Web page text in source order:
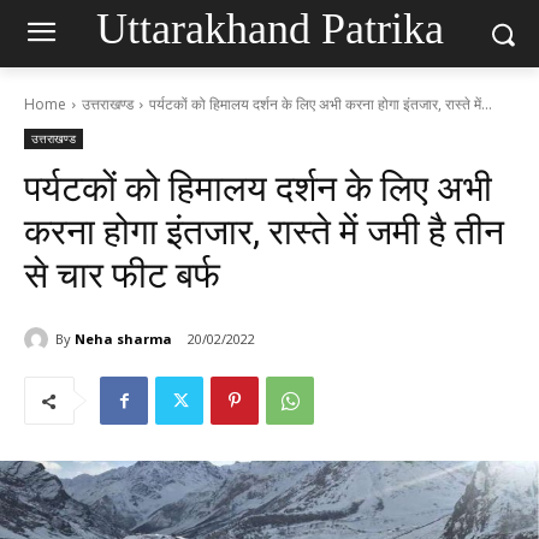
Uttarakhand Patrika
Home उत्तराखण्ड पर्यटकों को हिमालय दर्शन के लिए अभी करना होगा इंतजार, रास्ते में...
उत्तराखण्ड
पर्यटकों को हिमालय दर्शन के लिए अभी
करना होगा इंतजार, रास्ते में जमी है तीन
से चार फीट बर्फ
By Neha sharma 20/02/2022